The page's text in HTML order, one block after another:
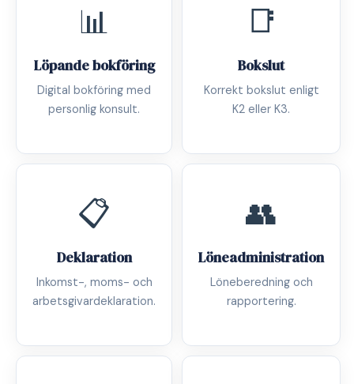
📊
Löpande bokföring
Digital bokföring med
personlig konsult.
📑
Bokslut
Korrekt bokslut enligt
K2 eller K3.
📋
Deklaration
Inkomst-, moms- och
arbetsgivardeklaration.
👥
Löneadministration
Löneberedning och
rapportering.